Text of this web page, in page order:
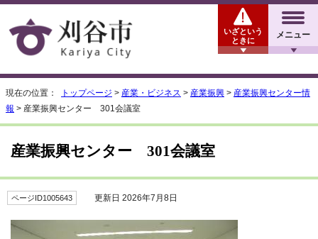
メニュー
いざという
ときに
現在の位置： トップページ > 産業・ビジネス > 産業振興 > 産業振興センター情
報 > 産業振興センター 301会議室
産業振興センター 301会議室
ページID1005643 更新日 2026年7月8日